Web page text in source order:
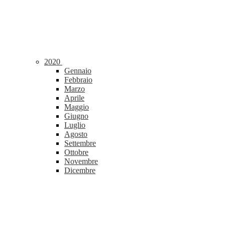
2020
Gennaio
Febbraio
Marzo
Aprile
Maggio
Giugno
Luglio
Agosto
Settembre
Ottobre
Novembre
Dicembre